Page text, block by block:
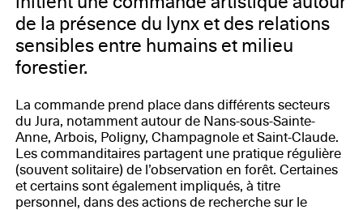
de la présence du lynx et des relations
sensibles entre humains et milieu
forestier.
La commande prend place dans différents secteurs
du Jura, notamment autour de Nans-sous-Sainte-
Anne, Arbois, Poligny, Champagnole et Saint-Claude.
Les commanditaires partagent une pratique régulière
(souvent solitaire) de l’observation en forêt. Certaines
et certains sont également impliqués, à titre
personnel, dans des actions de recherche sur le